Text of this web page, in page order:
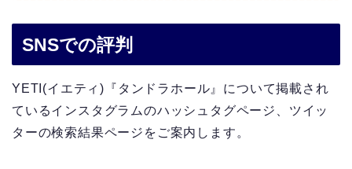
SNSでの評判
YETI(イエティ)『タンドラホール』について掲載され
ているインスタグラムのハッシュタグページ、ツイッ
ターの検索結果ページをご案内します。